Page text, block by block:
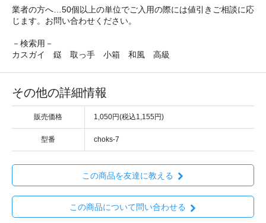
業者の方へ…50個以上の単位でご入用の際には値引きご相談に応
じます。お問い合わせください。
－検索用－
カスガイ 鎹 取っ手 小箱 和風 高級
その他の詳細情報
販売価格 1,050円(税込1,155円)
型番 choks-7
この商品を友達に教える
この商品について問い合わせる